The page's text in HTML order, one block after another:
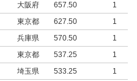
大阪府 657.50
1
東京都 627.50
1
兵庫県 570.50
1
東京都 537.25
1
埼玉県 533.25
1